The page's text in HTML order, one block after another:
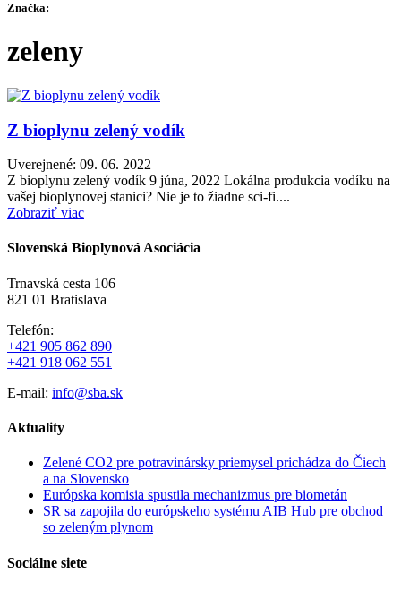
Značka:
zeleny
Z bioplynu zelený vodík
Uverejnené: 09. 06. 2022
Z bioplynu zelený vodík 9 júna, 2022 Lokálna produkcia vodíku na
vašej bioplynovej stanici? Nie je to žiadne sci-fi....
Zobraziť viac
Slovenská Bioplynová Asociácia
Trnavská cesta 106
821 01 Bratislava
Telefón:
+421 905 862 890
+421 918 062 551
E-mail: info@sba.sk
Aktuality
Zelené CO2 pre potravinársky priemysel prichádza do Čiech
a na Slovensko
Európska komisia spustila mechanizmus pre biometán
SR sa zapojila do európskeho systému AIB Hub pre obchod
so zeleným plynom
Sociálne siete